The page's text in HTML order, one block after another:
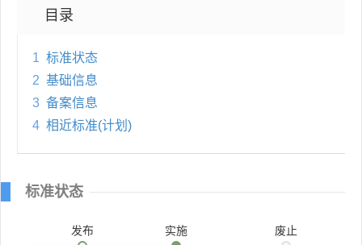
目录
1 标准状态
2 基础信息
3 备案信息
4 相近标准(计划)
标准状态
发布 实施 废止